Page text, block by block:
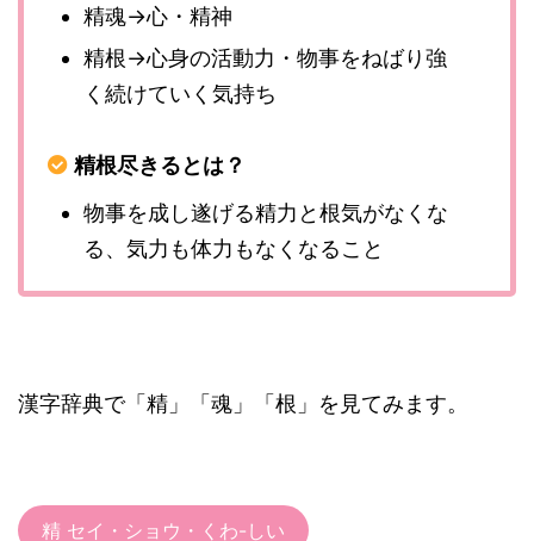
精魂→心・精神
精根→心身の活動力・物事をねばり強
く続けていく気持ち
精根尽きるとは？
物事を成し遂げる精力と根気がなくな
る、気力も体力もなくなること
漢字辞典で「精」「魂」「根」を見てみます。
精 セイ・ショウ・くわ-しい